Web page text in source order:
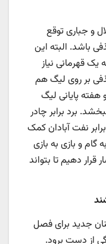
و جباری توقع
باشد. البته‌ این
قهرمانی نیاز
بر روی لیگ هم
هفته پایانی لیگ
برد برابر چادر
نفت آبادان کمک
گام و بازی به بازی
دهیم تا بتواند
جدید برای فصل
از دست برود.